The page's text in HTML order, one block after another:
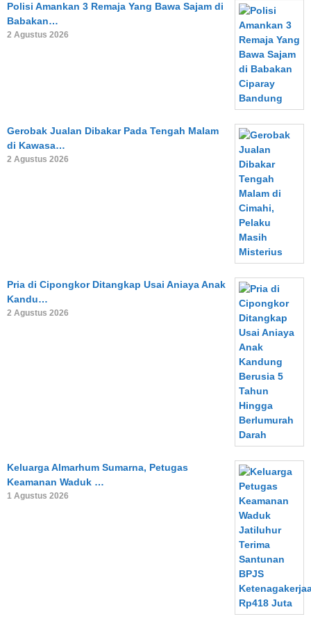
Polisi Amankan 3 Remaja Yang Bawa Sajam di
Babakan…
2 Agustus 2026
Gerobak Jualan Dibakar Pada Tengah Malam
di Kawasa…
2 Agustus 2026
Pria di Cipongkor Ditangkap Usai Aniaya Anak
Kandu…
2 Agustus 2026
Keluarga Almarhum Sumarna, Petugas
Keamanan Waduk …
1 Agustus 2026